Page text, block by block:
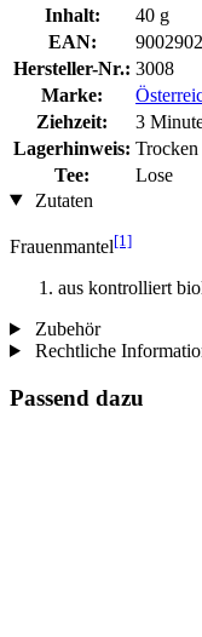
Inhalt:
40 g
EAN:
Hersteller-Nr.: 3008
Marke:
Ziehzeit:
3
Lagerhinweis: Trocken
Tee:
Lose
Zutaten
Frauenmantel[1]
aus kontrolliert
Zubehör
Rechtliche
Passend dazu